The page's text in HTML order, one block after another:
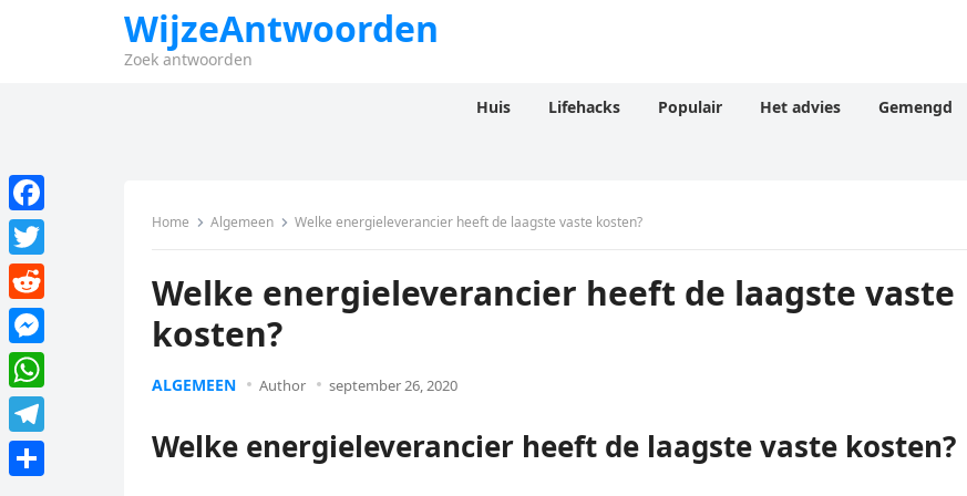
WijzeAntwoorden
Zoek antwoorden
Huis Lifehacks Populair Het advies Gemengd
Home Algemeen Welke energieleverancier heeft de laagste vaste kosten?
Welke energieleverancier heeft de laagste vaste
kosten?
ALGEMEEN Author september 26, 2020
Welke energieleverancier heeft de laagste vaste kosten?
F
a
c
e
b
o
o
k
T
w
i
t
t
e
R
e
d
d
M
e
s
s
W
h
a
T